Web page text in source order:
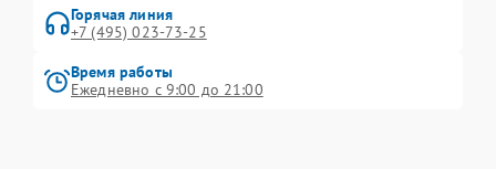
Горячая линия
+7 (495) 023-73-25
Время работы
Ежедневно с 9:00 до 21:00